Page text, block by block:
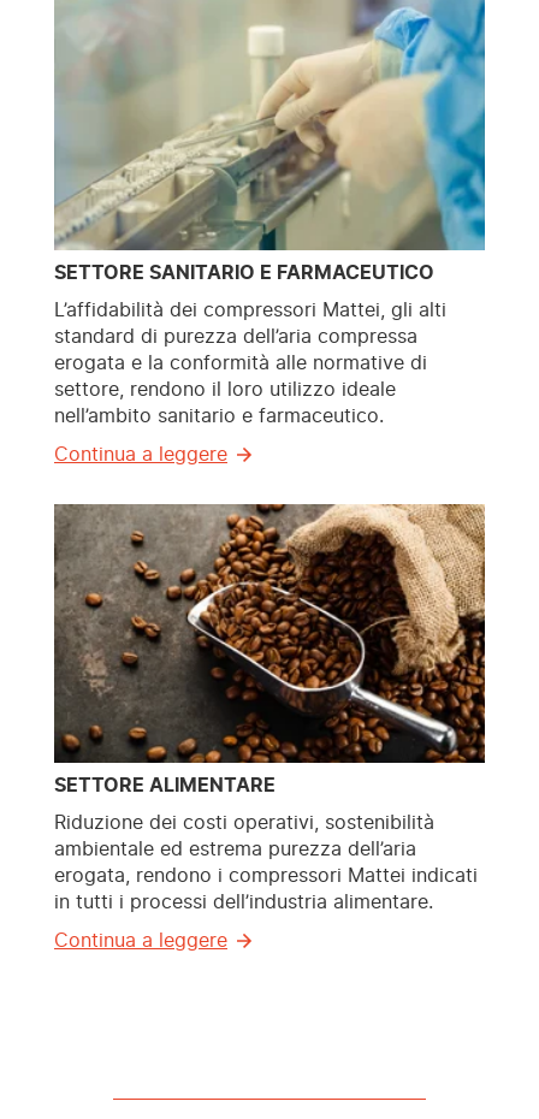
SETTORE SANITARIO E FARMACEUTICO
L’affidabilità dei compressori Mattei, gli alti
standard di purezza dell’aria compressa
erogata e la conformità alle normative di
settore, rendono il loro utilizzo ideale
nell’ambito sanitario e farmaceutico.
Continua a leggere
SETTORE ALIMENTARE
Riduzione dei costi operativi, sostenibilità
ambientale ed estrema purezza dell’aria
erogata, rendono i compressori Mattei indicati
in tutti i processi dell’industria alimentare.
Continua a leggere